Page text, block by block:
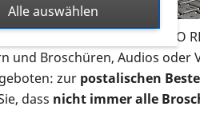
Infomaterial der
und Broschüren, Audios
zur postalischen
dass nicht immer alle
Alle auswählen